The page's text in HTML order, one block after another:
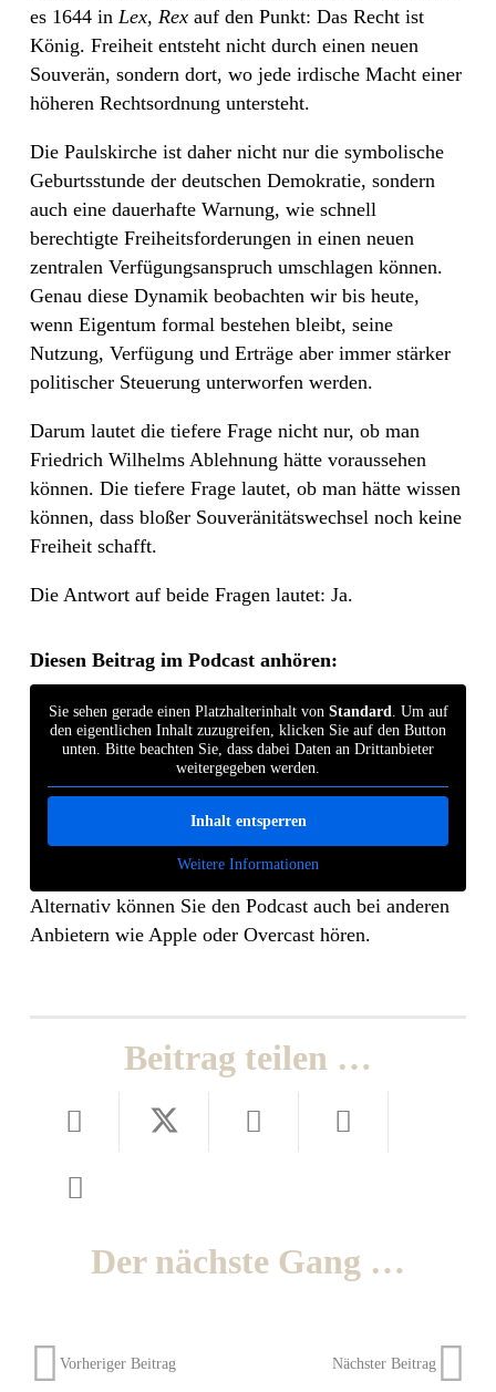
es 1644 in Lex, Rex auf den Punkt: Das Recht ist
König. Freiheit entsteht nicht durch einen neuen
Souverän, sondern dort, wo jede irdische Macht einer
höheren Rechtsordnung untersteht.
Die Paulskirche ist daher nicht nur die symbolische
Geburtsstunde der deutschen Demokratie, sondern
auch eine dauerhafte Warnung, wie schnell
berechtigte Freiheitsforderungen in einen neuen
zentralen Verfügungsanspruch umschlagen können.
Genau diese Dynamik beobachten wir bis heute,
wenn Eigentum formal bestehen bleibt, seine
Nutzung, Verfügung und Erträge aber immer stärker
politischer Steuerung unterworfen werden.
Darum lautet die tiefere Frage nicht nur, ob man
Friedrich Wilhelms Ablehnung hätte voraussehen
können. Die tiefere Frage lautet, ob man hätte wissen
können, dass bloßer Souveränitätswechsel noch keine
Freiheit schafft.
Die Antwort auf beide Fragen lautet: Ja.
Diesen Beitrag im Podcast anhören:
Sie sehen gerade einen Platzhalterinhalt von Standard . Um auf
den eigentlichen Inhalt zuzugreifen, klicken Sie auf den Button
unten. Bitte beachten Sie, dass dabei Daten an Drittanbieter
weitergegeben werden.
Inhalt entsperren
Weitere Informationen
Alternativ können Sie den Podcast auch bei anderen
Anbietern wie Apple oder Overcast hören.
Beitrag teilen …
Der nächste Gang …
Vorheriger Beitrag Nächster Beitrag